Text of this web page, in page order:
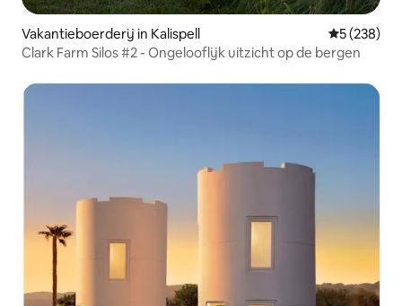
Vakantieboerderij in Kalispell
5 (238)
Clark Farm Silos #2 - Ongelooflijk uitzicht op de bergen